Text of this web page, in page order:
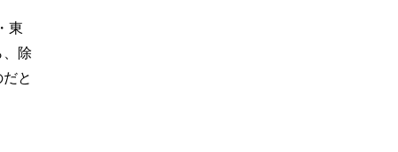
東
、除
と